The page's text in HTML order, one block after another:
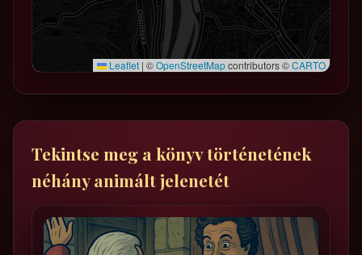
Leaflet | ©OpenStreetMapcontributors ©CARTO
Tekintse meg a könyv történetének
néhány animált jelenetét